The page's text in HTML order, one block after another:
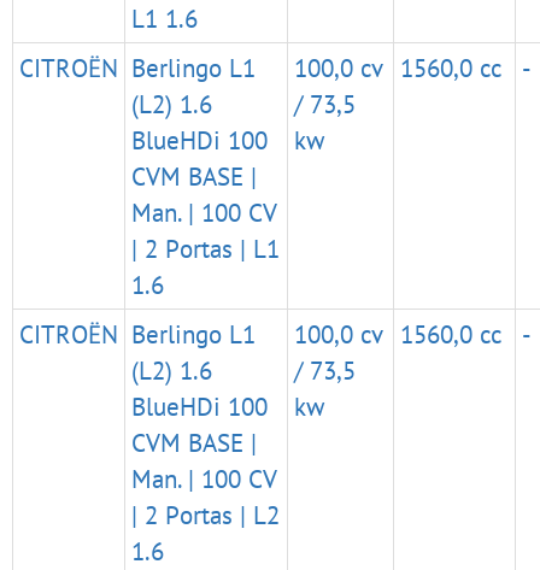
L1 1.6
CITROËN Berlingo L1
(L2) 1.6
BlueHDi 100
CVM BASE |
Man. | 100 CV
| 2 Portas | L1
1.6
100,0 cv
/ 73,5
kw
1560,0 cc -
CITROËN Berlingo L1
(L2) 1.6
BlueHDi 100
CVM BASE |
Man. | 100 CV
| 2 Portas | L2
1.6
100,0 cv
/ 73,5
kw
1560,0 cc -